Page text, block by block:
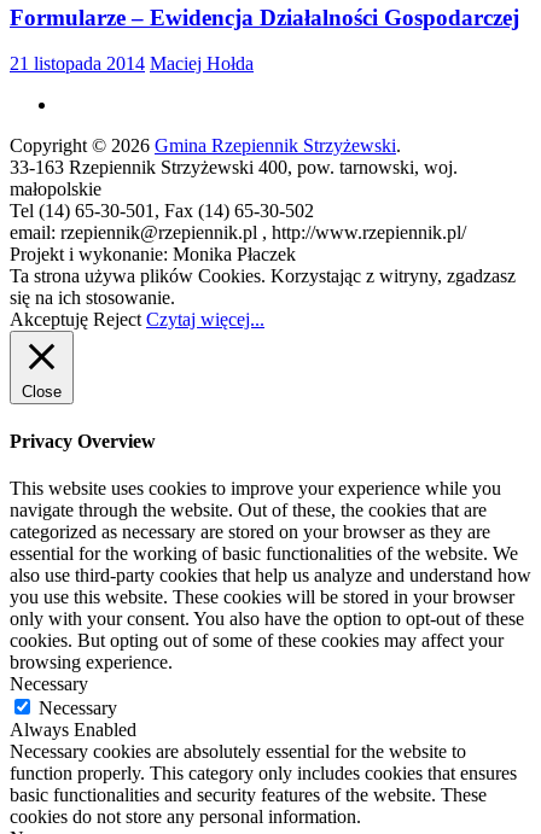
Formularze – Ewidencja Działalności Gospodarczej
21 listopada 2014 Maciej Hołda
Copyright © 2026 Gmina Rzepiennik Strzyżewski.
33-163 Rzepiennik Strzyżewski 400, pow. tarnowski, woj.
małopolskie
Tel (14) 65-30-501, Fax (14) 65-30-502
email: rzepiennik@rzepiennik.pl , http://www.rzepiennik.pl/
Projekt i wykonanie: Monika Płaczek
Ta strona używa plików Cookies. Korzystając z witryny, zgadzasz
się na ich stosowanie.
Akceptuję Reject Czytaj więcej...
Close
Privacy Overview
This website uses cookies to improve your experience while you
navigate through the website. Out of these, the cookies that are
categorized as necessary are stored on your browser as they are
essential for the working of basic functionalities of the website. We
also use third-party cookies that help us analyze and understand how
you use this website. These cookies will be stored in your browser
only with your consent. You also have the option to opt-out of these
cookies. But opting out of some of these cookies may affect your
browsing experience.
Necessary
Necessary
Always Enabled
Necessary cookies are absolutely essential for the website to
function properly. This category only includes cookies that ensures
basic functionalities and security features of the website. These
cookies do not store any personal information.